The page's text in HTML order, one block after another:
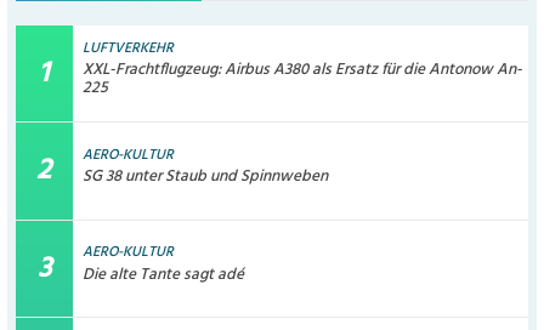
LUFTVERKEHR
XXL-Frachtflugzeug: Airbus A380 als Ersatz für die Antonow An-
225
AERO-KULTUR
SG 38 unter Staub und Spinnweben
AERO-KULTUR
Die alte Tante sagt adé